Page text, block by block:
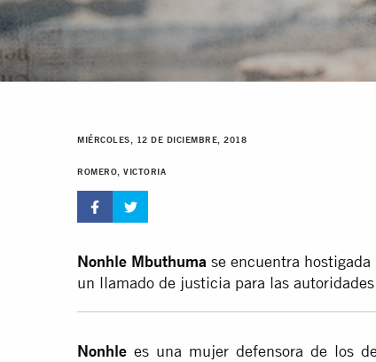
MIÉRCOLES, 12 DE DICIEMBRE, 2018
ROMERO, VICTORIA
Nonhle Mbuthuma se encuentra
un llamado de justicia para las
Nonhle es una mujer defensora de los